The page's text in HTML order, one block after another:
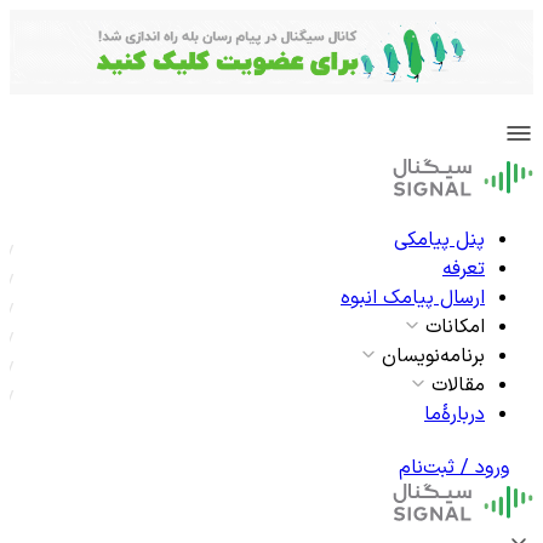
پنل پیامکی
تعرفه
ارسال پیامک انبوه
امکانات
برنامه‌نویسان
مقالات
دربارۀما
ورود / ثبت‌نام